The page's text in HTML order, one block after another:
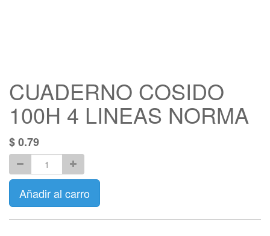
CUADERNO COSIDO
100H 4 LINEAS NORMA
$0.79
Añadir al carro